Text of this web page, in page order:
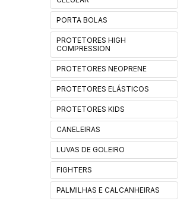
PORTA BOLAS
PROTETORES HIGH
COMPRESSION
PROTETORES NEOPRENE
PROTETORES ELÁSTICOS
PROTETORES KIDS
CANELEIRAS
LUVAS DE GOLEIRO
FIGHTERS
PALMILHAS E CALCANHEIRAS